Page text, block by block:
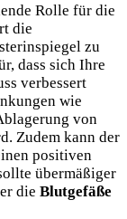
Rolle für die
die
zu
dass sich Ihre
verbessert
wie
von
Zudem kann der
positiven
übermäßiger
die Blutgefäße